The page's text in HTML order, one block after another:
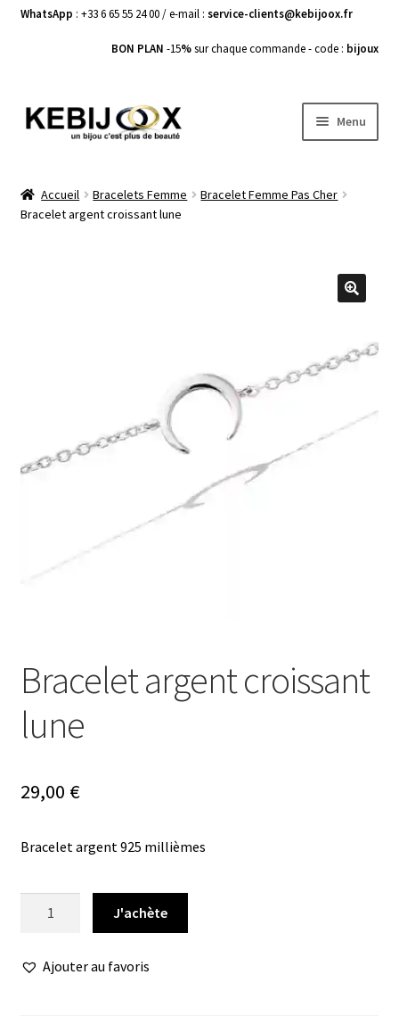
WhatsApp : +33 6 65 55 24 00 / e-mail : service-clients@kebijoox.fr
BON PLAN -15%sur chaque commande - code : bijoux
Aller
à
Aller
au
Menu
Boucles d’Oreilles
le
Nos offres bijoux
Accueil Bracelets Femme
Bracelet Femme Pas Cher
Bracelet argent croissant lune
Bracelet argent croissant
lune
29,00 €
Bracelet argent 925 millièmes
argent
J'achète
Ajouter au favoris